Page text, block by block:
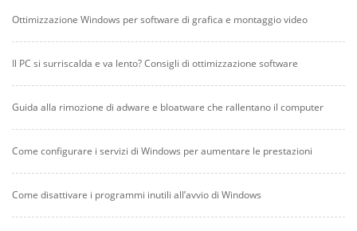
Ottimizzazione Windows per software di grafica e montaggio video
Il PC si surriscalda e va lento? Consigli di ottimizzazione software
Guida alla rimozione di adware e bloatware che rallentano il computer
Come configurare i servizi di Windows per aumentare le prestazioni
Come disattivare i programmi inutili all’avvio di Windows